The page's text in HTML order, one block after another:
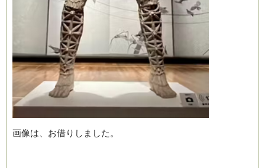
画像は、お借りしました。